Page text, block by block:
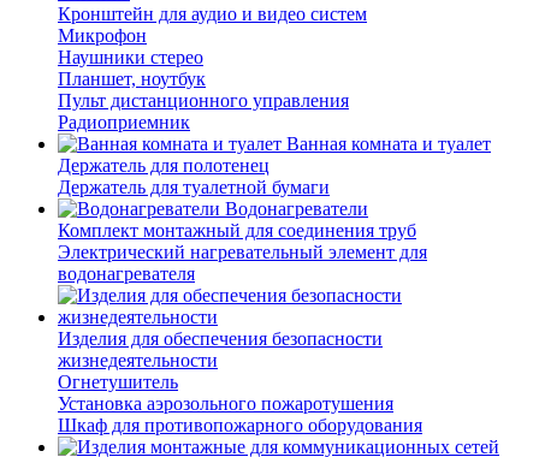
Кронштейн для аудио и видео систем
Микрофон
Наушники стерео
Планшет, ноутбук
Пульт дистанционного управления
Радиоприемник
Ванная комната и туалет
Держатель для полотенец
Держатель для туалетной бумаги
Водонагреватели
Комплект монтажный для соединения труб
Электрический нагревательный элемент для
водонагревателя
Изделия для обеспечения безопасности
жизнедеятельности
Огнетушитель
Установка аэрозольного пожаротушения
Шкаф для противопожарного оборудования